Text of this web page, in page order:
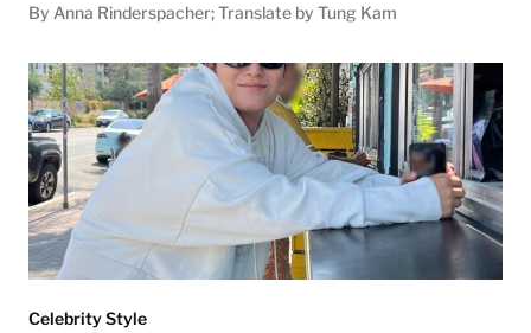
By Anna Rinderspacher; Translate by Tung Kam
Celebrity Style